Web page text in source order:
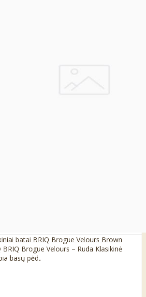
batai BRIQ Brogue Velours Brown
Brogue Velours – Ruda Klasikinė
basų pėd..